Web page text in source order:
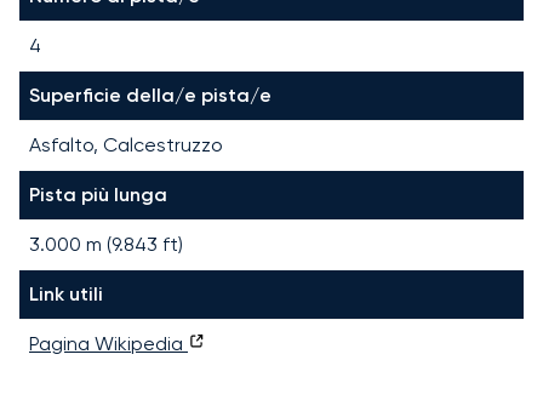
4
Superficie della/e pista/e
Asfalto, Calcestruzzo
Pista più lunga
3.000 m (9.843 ft)
Link utili
Pagina Wikipedia